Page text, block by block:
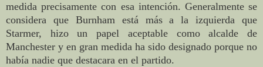
medida precisamente con esa intención. Generalmente se
considera que Burnham está más a la izquierda que
Starmer, hizo un papel aceptable como alcalde de
Manchester y en gran medida ha sido designado porque no
había nadie que destacara en el partido.